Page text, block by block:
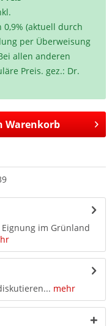
0,9% (aktuell durch
per Überweisung
allen anderen
Preis. gez.: Dr.
Warenkorb
im Grünland
mehr